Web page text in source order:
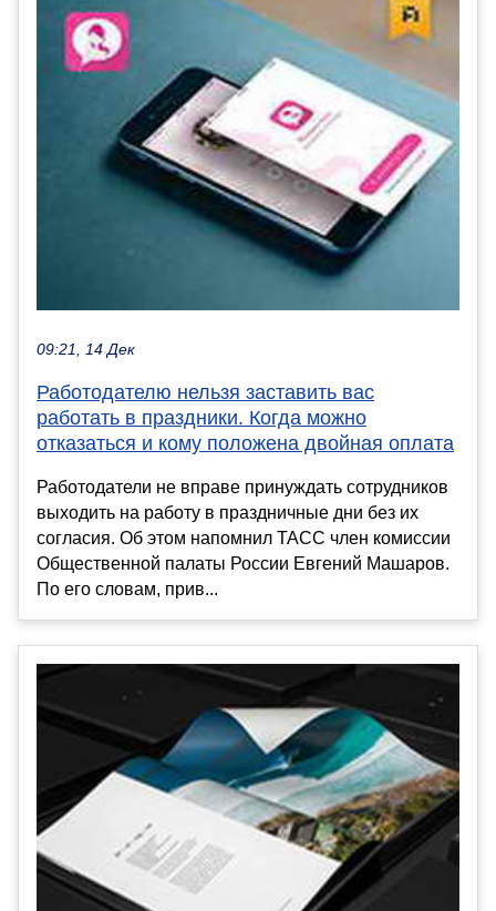
09:21, 14 Дек
Работодателю нельзя заставить вас
работать в праздники. Когда можно
отказаться и кому положена двойная оплата
Работодатели не вправе принуждать сотрудников
выходить на работу в праздничные дни без их
согласия. Об этом напомнил ТАСС член комиссии
Общественной палаты России Евгений Машаров.
По его словам, прив...